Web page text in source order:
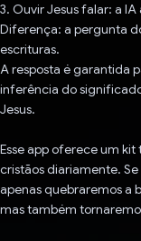
3. Ouvir Jesus falar: a
Diferença: a pergunta
escrituras.
A resposta é garantida
inferência do
Jesus.
Esse app oferece um
cristãos diariamente.
apenas quebraremos a
mas também